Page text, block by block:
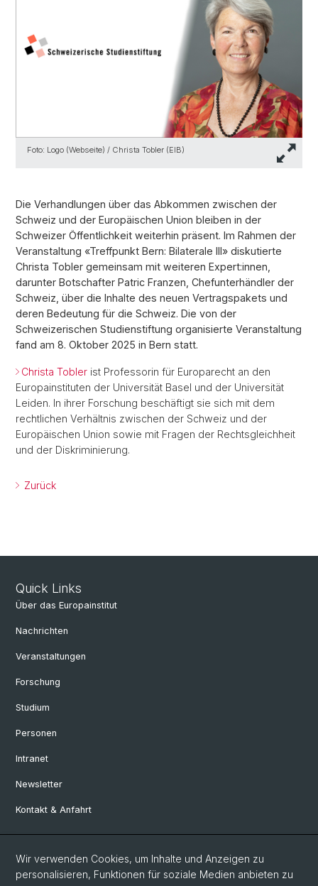
Foto: Logo (Webseite) / Christa Tobler (EIB)
Die Verhandlungen über das Abkommen zwischen der
Schweiz und der Europäischen Union bleiben in der
Schweizer Öffentlichkeit weiterhin präsent. Im Rahmen der
Veranstaltung «Treffpunkt Bern: Bilaterale III» diskutierte
Christa Tobler gemeinsam mit weiteren Expert:innen,
darunter Botschafter Patric Franzen, Chefunterhändler der
Schweiz, über die Inhalte des neuen Vertragspakets und
deren Bedeutung für die Schweiz. Die von der
Schweizerischen Studienstiftung organisierte Veranstaltung
fand am 8. Oktober 2025 in Bern statt.
Christa Tobler ist Professorin für Europarecht an den
Europainstituten der Universität Basel und der Universität
Leiden. In ihrer Forschung beschäftigt sie sich mit dem
rechtlichen Verhältnis zwischen der Schweiz und der
Europäischen Union sowie mit Fragen der Rechtsgleichheit
und der Diskriminierung.
Zurück
Quick Links
Über das Europainstitut
Nachrichten
Veranstaltungen
Forschung
Studium
Personen
Intranet
Newsletter
Kontakt & Anfahrt
Social Media
Facebook
Wir verwenden Cookies, um Inhalte und Anzeigen zu
personalisieren, Funktionen für soziale Medien anbieten zu